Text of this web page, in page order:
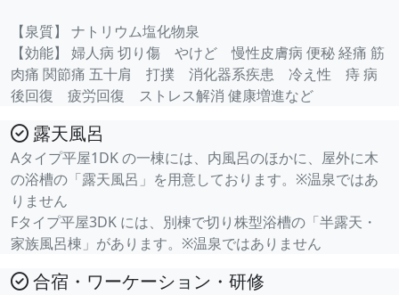
【泉質】 ナトリウム塩化物泉
【効能】 婦人病 切り傷 やけど 慢性皮膚病 便秘 経痛 筋
肉痛 関節痛 五十肩 打撲 消化器系疾患 冷え性 痔 病
後回復 疲労回復 ストレス解消 健康増進など
露天風呂
Aタイプ平屋1DK の一棟には、内風呂のほかに、屋外に木
の浴槽の「露天風呂」を用意しております。※温泉ではあ
りません
Fタイプ平屋3DK には、別棟で切り株型浴槽の「半露天・
家族風呂棟」があります。※温泉ではありません
合宿・ワーケーション・研修